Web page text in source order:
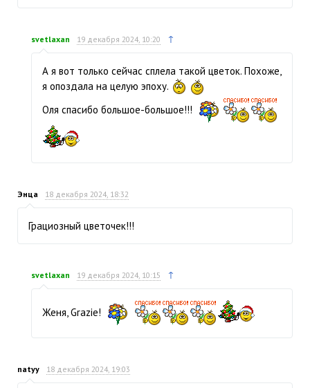
svetlaxan 19 декабря 2024, 10:20 ↑
А я вот только сейчас сплела такой цветок. Похоже,
я опоздала на целую эпоху.
Оля спасибо большое-большое!!!
Энца 18 декабря 2024, 18:32
Грациозный цветочек!!!
svetlaxan 19 декабря 2024, 10:15 ↑
Женя, Grazie!
natyy 18 декабря 2024, 19:03